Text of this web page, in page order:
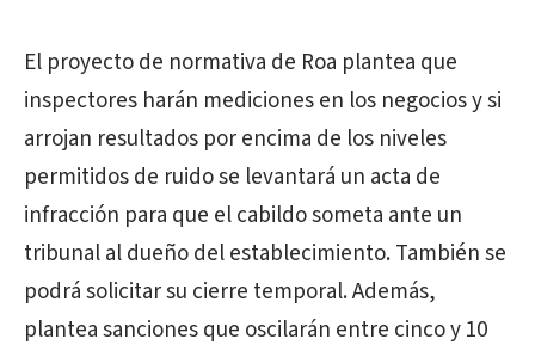
El proyecto de normativa de Roa plantea que
inspectores harán mediciones en los negocios y si
arrojan resultados por encima de los niveles
permitidos de ruido se levantará un acta de
infracción para que el cabildo someta ante un
tribunal al dueño del establecimiento. También se
podrá solicitar su cierre temporal. Además,
plantea sanciones que oscilarán entre cinco y 10